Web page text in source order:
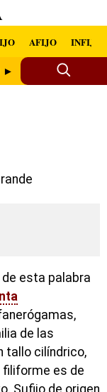
AFIJO INFIJO
►
esta palabra
de las
tallo cilíndrico,
filiforme es de